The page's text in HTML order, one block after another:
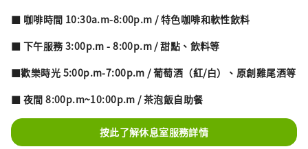
■ 咖啡時間 10:30a.m-8:00p.m / 特色咖啡和軟性飲料
■ 下午服務 3:00p.m - 8:00p.m / 甜點、飲料等
■歡樂時光 5:00p.m-7:00p.m / 葡萄酒（紅/白）、原創雞尾酒等
■ 夜間 8:00p.m~10:00p.m / 茶泡飯自助餐
按此了解休息室服務詳情